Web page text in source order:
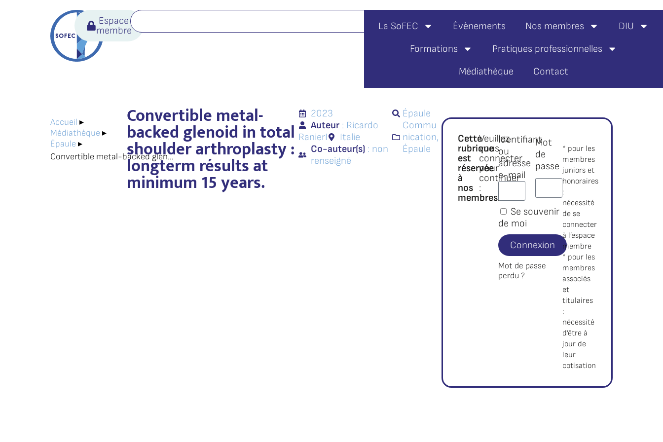
Espace
membre
La SoFEC Évènements Nos membres
DIU
Formations
Pratiques professionnelles
Médiathèque
Contact
Accueil ▸
Médiathèque ▸
Épaule ▸
Convertible metal-backed glenoid in total shoulder arthroplasty : longterm résults at minimum 15 years.
Convertible metal-
backed glenoid in total
shoulder arthroplasty :
longterm résults at
minimum 15 years.
2023
Auteur: Ricardo
RanierI
Italie
Co-auteur(s) : non
renseigné
Épaule
Commu
nication,
Épaule
Cette
rubrique
est
réservée
à
nos
membres.*
Veuillez
vous
connecter
pour
continuer
:
Identifiant
ou
adresse
e-mail
Mot
de
passe
Se souvenir
de moi
Connexion
Mot de passe
perdu ?
* pour les
membres
juniors et
honoraires
:
nécessité
de se
connecter
à l’espace
membre
* pour les
membres
associés
et
titulaires
:
nécessité
d’être à
jour de
leur
cotisation